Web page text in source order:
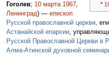
*
Гоголев; 10 марта 1967,
Ленинград) — епископ
Русской православной церкви,
Астанайской епархии,
Русской Православной Церкви в
Алма-Атинской духовной